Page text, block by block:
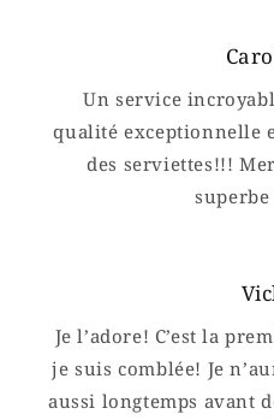
Un service
qualité exceptionnelle
des serviettes!!!
Je l’adore! C’est la
je suis comblée! Je
aussi longtemps avant